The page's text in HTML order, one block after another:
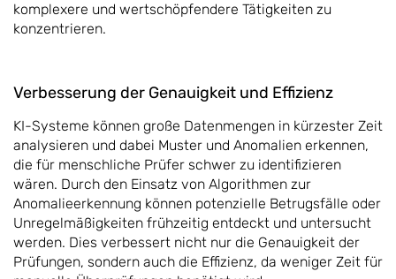
komplexere und wertschöpfendere Tätigkeiten zu
konzentrieren.
Verbesserung der Genauigkeit und Effizienz
KI-Systeme können große Datenmengen in kürzester Zeit
analysieren und dabei Muster und Anomalien erkennen,
die für menschliche Prüfer schwer zu identifizieren
wären. Durch den Einsatz von Algorithmen zur
Anomalieerkennung können potenzielle Betrugsfälle oder
Unregelmäßigkeiten frühzeitig entdeckt und untersucht
werden. Dies verbessert nicht nur die Genauigkeit der
Prüfungen, sondern auch die Effizienz, da weniger Zeit für